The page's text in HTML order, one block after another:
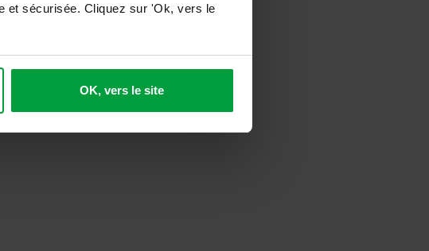
et sécurisée. Cliquez sur 'Ok, vers le
OK, vers le site